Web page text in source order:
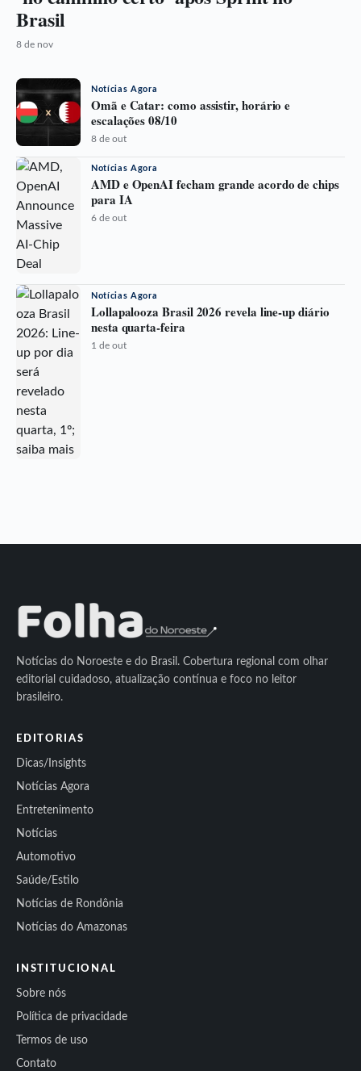
Brasil
8 de nov
Notícias Agora
Omã e Catar: como assistir, horário e
escalações 08/10
8 de out
Notícias Agora
AMD e OpenAI fecham grande acordo de chips
para IA
6 de out
Notícias Agora
Lollapalooza Brasil 2026 revela line-up diário
nesta quarta-feira
1 de out
Notícias do Noroeste e do Brasil. Cobertura regional com olhar
editorial cuidadoso, atualização contínua e foco no leitor
brasileiro.
EDITORIAS
Dicas/Insights
Notícias Agora
Entretenimento
Notícias
Automotivo
Saúde/Estilo
Notícias de Rondônia
Notícias do Amazonas
INSTITUCIONAL
Sobre nós
Política de privacidade
Termos de uso
Contato